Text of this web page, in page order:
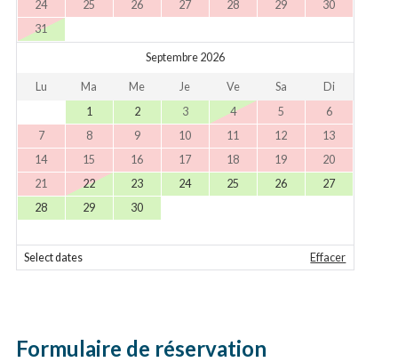
24
25 26 27 28 29
30
31
Septembre 2026
Lu Ma Me Je Ve Sa
Di
1
2 3 4 5
6
7
8 9 10 11 12
13
14
15 16 17 18 19
20
21
22 23 24 25 26
27
28
29 30
Select dates Effacer
Formulaire de réservation